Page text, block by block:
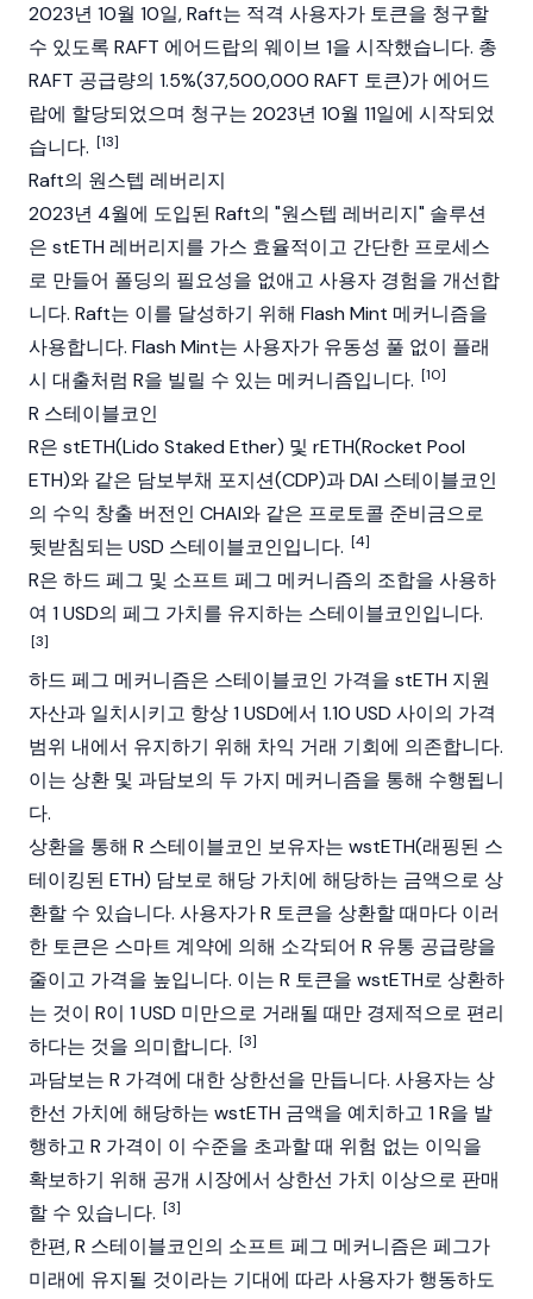
2023년 10월 10일, Raft는 적격 사용자가 토큰을 청구할
수 있도록 RAFT 에어드랍의 웨이브 1을 시작했습니다. 총
RAFT 공급량의 1.5%(37,500,000 RAFT 토큰)가 에어드
랍에 할당되었으며 청구는 2023년 10월 11일에 시작되었
습니다. [13]
Raft의 원스텝 레버리지
2023년 4월에 도입된 Raft의 "원스텝 레버리지" 솔루션
은 stETH 레버리지를 가스 효율적이고 간단한 프로세스
로 만들어 폴딩의 필요성을 없애고 사용자 경험을 개선합
니다. Raft는 이를 달성하기 위해 Flash Mint 메커니즘을
사용합니다. Flash Mint는 사용자가 유동성 풀 없이 플래
시 대출처럼 R을 빌릴 수 있는 메커니즘입니다. [10]
R 스테이블코인
R은 stETH(Lido Staked Ether) 및 rETH(Rocket Pool
ETH)와 같은 담보부채 포지션(CDP)과DAI 스테이블코인
의 수익 창출 버전인 CHAI와 같은 프로토콜 준비금으로
뒷받침되는 USD 스테이블코인입니다. [4]
R은 하드 페그 및 소프트 페그 메커니즘의 조합을 사용하
여 1 USD의 페그 가치를 유지하는 스테이블코인입니다.
[3]
하드 페그 메커니즘은 스테이블코인 가격을 stETH 지원
자산과 일치시키고 항상 1 USD에서 1.10 USD 사이의 가격
범위 내에서 유지하기 위해 차익 거래 기회에 의존합니다.
이는 상환 및 과담보의 두 가지 메커니즘을 통해 수행됩니
다.
상환을 통해 R 스테이블코인 보유자는 wstETH(래핑된 스
테이킹된 ETH) 담보로 해당 가치에 해당하는 금액으로 상
환할 수 있습니다. 사용자가 R 토큰을 상환할 때마다 이러
한 토큰은 스마트 계약에 의해 소각되어 R 유통 공급량을
줄이고 가격을 높입니다. 이는 R 토큰을 wstETH로 상환하
는 것이 R이 1 USD 미만으로 거래될 때만 경제적으로 편리
하다는 것을 의미합니다. [3]
과담보는 R 가격에 대한 상한선을 만듭니다. 사용자는 상
한선 가치에 해당하는 wstETH 금액을 예치하고 1 R을 발
행하고 R 가격이 이 수준을 초과할 때 위험 없는 이익을
확보하기 위해 공개 시장에서 상한선 가치 이상으로 판매
할 수 있습니다. [3]
한편, R 스테이블코인의 소프트 페그 메커니즘은 페그가
미래에 유지될 것이라는 기대에 따라 사용자가 행동하도